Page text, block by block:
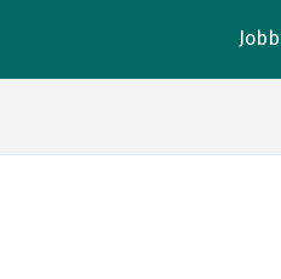
Jobb